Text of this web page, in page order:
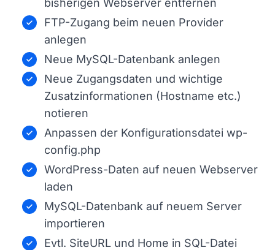
bisherigen Webserver entfernen
FTP-Zugang beim neuen Provider
anlegen
Neue MySQL-Datenbank anlegen
Neue Zugangsdaten und wichtige
Zusatzinformationen (Hostname etc.)
notieren
Anpassen der Konfigurationsdatei wp-
config.php
WordPress-Daten auf neuen Webserver
laden
MySQL-Datenbank auf neuem Server
importieren
Evtl. SiteURL und Home in SQL-Datei